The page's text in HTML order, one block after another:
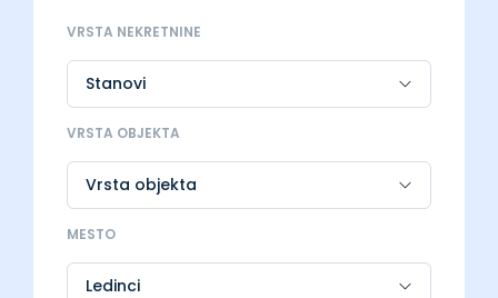
VRSTA NEKRETNINE
VRSTA OBJEKTA
MESTO